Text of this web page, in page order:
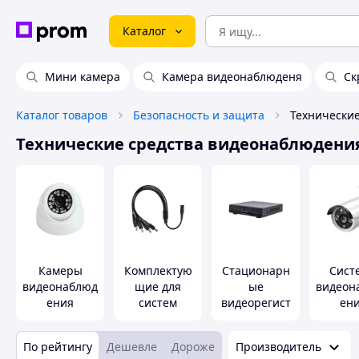
Каталог
Мини камера Камера видеонаблюденя
Каталог товаров Безопасность и защита
Технические средства
Камеры
видеонаблюд
ения
Комплектую
щие для
систем
ения
Стационарн
ые
видеорегист
По рейтингу
Дешевле Дороже Производитель